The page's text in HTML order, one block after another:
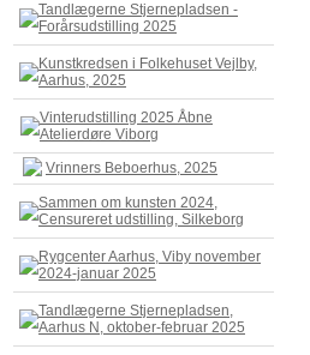
Tandlægerne Stjernepladsen -
Forårsudstilling 2025
Kunstkredsen i Folkehuset Vejlby,
Aarhus, 2025
Vinterudstilling 2025 Åbne
Atelierdøre Viborg
Vrinners Beboerhus, 2025
Sammen om kunsten 2024,
Censureret udstilling, Silkeborg
Rygcenter Aarhus, Viby november
2024-januar 2025
Tandlægerne Stjernepladsen,
Aarhus N, oktober-februar 2025